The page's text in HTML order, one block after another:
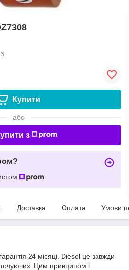
Купити
або
з
Доставка Оплата Умови
24 місяці. Diesel це завжди
Цим принципом і